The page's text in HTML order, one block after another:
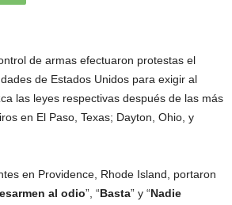
de armas efectuaron protestas el
de Estados Unidos para exigir al
las leyes respectivas después de las más
en El Paso, Texas; Dayton, Ohio, y
en Providence, Rhode Island, portaron
al odio”, “Basta” y “Nadie